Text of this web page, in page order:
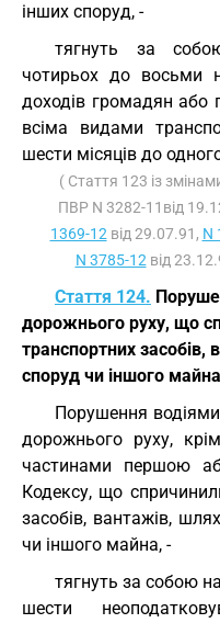
інших споруд, -
тягнуть за
чотирьох до восьми
доходів громадян або
всіма видами
шести місяців до
( Стаття 123 із
ПВР N 3282-11від
1369-12 від 29.07.91, N
N 3785-12 від
Стаття 124.
дорожнього руху, що
транспортних засобів,
споруд чи іншого майна
Порушення
дорожнього руху,
частинами першою
Кодексу, що
засобів, вантажів,
чи іншого майна, -
тягнуть за собою
шести